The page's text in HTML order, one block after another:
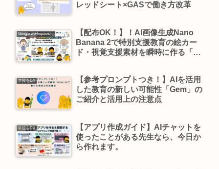
レッドシート×GASで働き方改革
Google workspace活用
【配布OK！】！AI画像生成Nano
Banana 2で特別支援教育の絵カー
ド・視覚支援素材を瞬時に作る「絵
学校をDX
【参考プロンプトつき！】AIを活用
した教育の新しい可能性「Gem」の
ご紹介と活用上の注意点
学校をDX
【アプリ作成ガイド】AIチャットを
使ったことがある先生なら、今日か
ら作れます。